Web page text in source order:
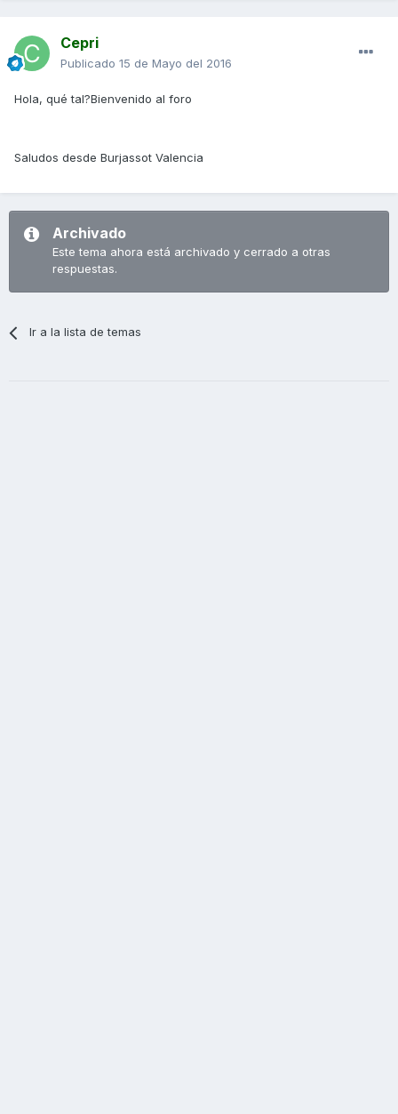
Cepri
Publicado 15 de Mayo del 2016
Hola, qué tal?Bienvenido al foro
Saludos desde Burjassot Valencia
Archivado
Este tema ahora está archivado y cerrado a otras
respuestas.
Ir a la lista de temas